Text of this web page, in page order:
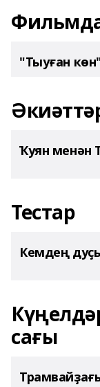
"Тыуған
Ҡуян менән
Тестар
Кемдең
сағы